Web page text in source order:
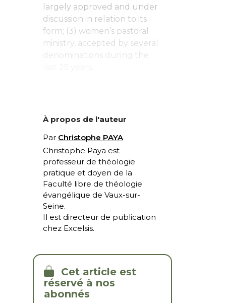
largely approved and under
discussion in relation to its
form; (3) women’s pastoral
ministry, accepted by several
denominations during the
À propos de l'auteur
Par Christophe PAYA
Christophe Paya est
professeur de théologie
pratique et doyen de la
Faculté libre de théologie
évangélique de Vaux-sur-
Seine.
Il est directeur de publication
chez Excelsis.
Cet article est
réservé à nos
abonnés